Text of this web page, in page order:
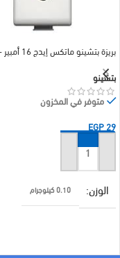
بريزة بتشينو ماتكس إيدج 16 أمبير – ابيض
بتشينو
متوفر في المخزون
EGP29
إضافة إلى السلة
الوزن 0.10 كيلوجرام